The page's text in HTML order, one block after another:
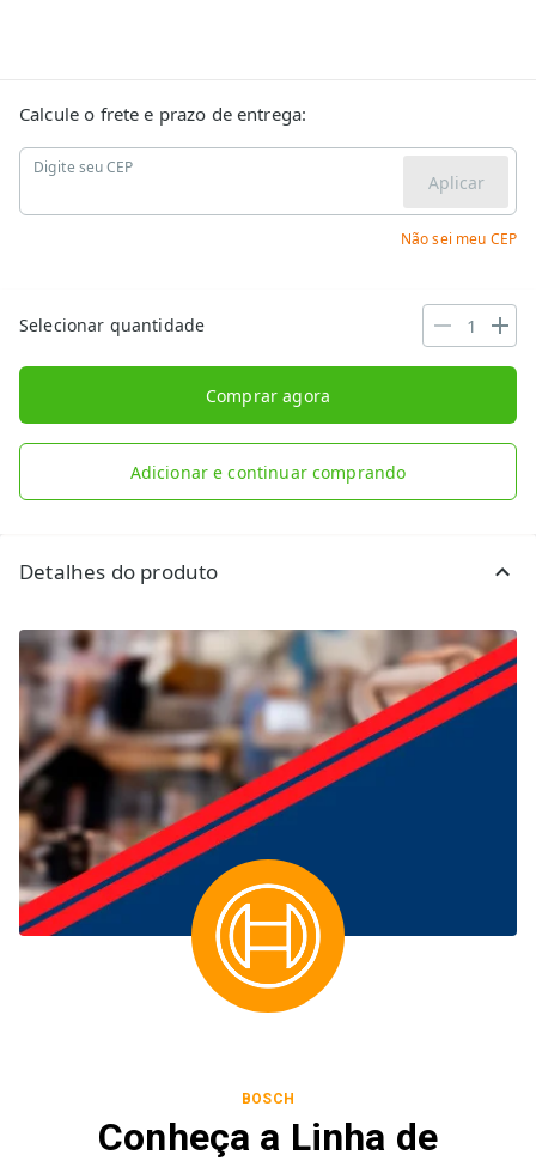
Calcule o frete e prazo de entrega:
Digite seu CEP
Aplicar
Não sei meu CEP
Selecionar quantidade
Comprar agora
Adicionar e continuar comprando
Detalhes do produto
BOSCH
Conheça a Linha de